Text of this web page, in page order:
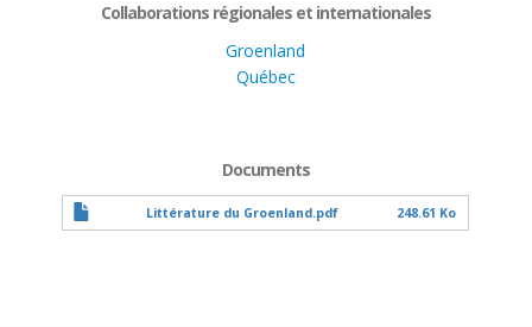
Collaborations régionales et internationales
Groenland
Québec
Documents
Littérature du Groenland.pdf 248.61 Ko